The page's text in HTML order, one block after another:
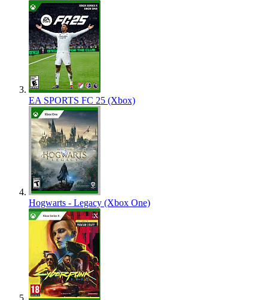
EA SPORTS FC 25 (Xbox)
Hogwarts - Legacy (Xbox One)